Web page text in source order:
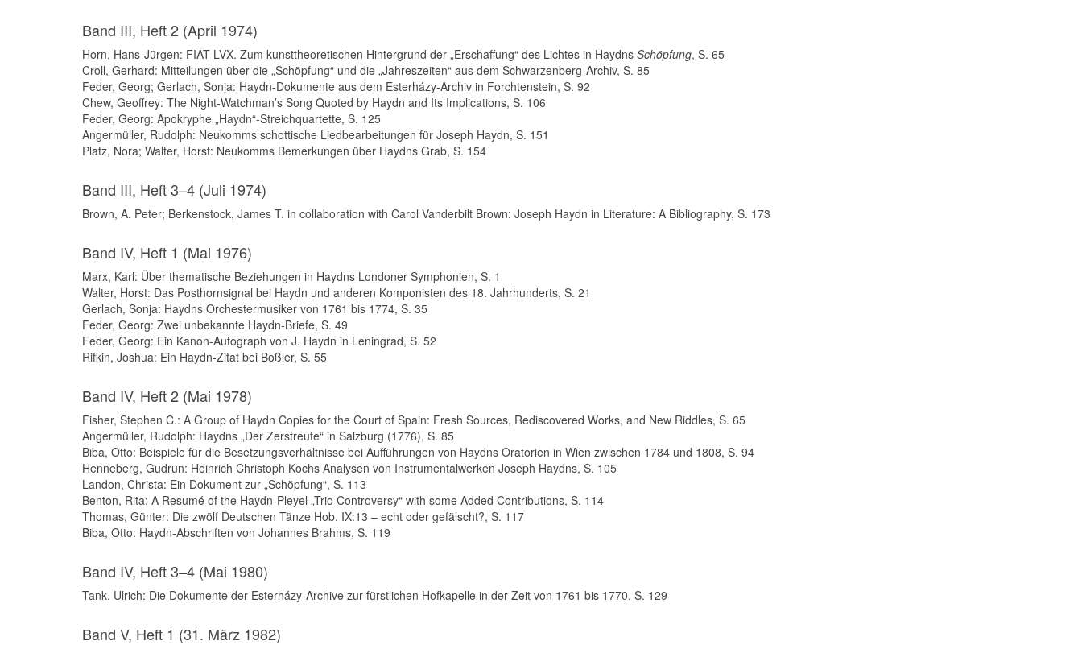
Band III, Heft 2 (April 1974)
Horn, Hans-Jürgen: FIAT LVX. Zum kunsttheoretischen Hintergrund der „Erschaf­fung“ des Lichtes in Haydns Schöpfung, S. 65
Croll, Gerhard: Mitteilungen über die „Schöpfung“ und die „Jahreszeiten“ aus dem Schwarzenberg-Archiv, S. 85
Feder, Georg; Gerlach, Sonja: Haydn-Dokumente aus dem Esterházy-Archiv in Forchtenstein, S. 92
Chew, Geoffrey: The Night-Watchman’s Song Quoted by Haydn and Its Implications, S. 106
Feder, Georg: Apokryphe „Haydn“-Streichquartette, S. 125
Angermüller, Rudolph: Neukomms schottische Liedbearbeitungen für Joseph Haydn, S. 151
Platz, Nora; Walter, Horst: Neukomms Bemerkungen über Haydns Grab, S. 154
Band III, Heft 3–4 (Juli 1974)
Brown, A. Peter; Berkenstock, James T. in collaboration with Carol Vanderbilt Brown: Joseph Haydn in Literature: A Bibliography, S. 173
Band IV, Heft 1 (Mai 1976)
Marx, Karl: Über thematische Beziehungen in Haydns Londoner Symphonien, S. 1
Walter, Horst: Das Posthornsignal bei Haydn und anderen Komponisten des 18. Jahrhunderts, S. 21
Gerlach, Sonja: Haydns Orchestermusiker von 1761 bis 1774, S. 35
Feder, Georg: Zwei unbekannte Haydn-Briefe, S. 49
Feder, Georg: Ein Kanon-Autograph von J. Haydn in Leningrad, S. 52
Rifkin, Joshua: Ein Haydn-Zitat bei Boßler, S. 55
Band IV, Heft 2 (Mai 1978)
Fisher, Stephen C.: A Group of Haydn Copies for the Court of Spain: Fresh Sources, Rediscovered Works, and New Riddles, S. 65
Angermüller, Rudolph: Haydns „Der Zerstreute“ in Salzburg (1776), S. 85
Biba, Otto: Beispiele für die Besetzungsverhältnisse bei Aufführungen von Haydns Oratorien in Wien zwischen 1784 und 1808, S. 94
Henneberg, Gudrun: Heinrich Christoph Kochs Analysen von Instrumentalwerken Joseph Haydns, S. 105
Landon, Christa: Ein Dokument zur „Schöpfung“, S. 113
Benton, Rita: A Resumé of the Haydn-Pleyel „Trio Controversy“ with some Added Contributions, S. 114
Thomas, Günter: Die zwölf Deutschen Tänze Hob. IX:13 – echt oder gefälscht?, S. 117
Biba, Otto: Haydn-Abschriften von Johannes Brahms, S. 119
Band IV, Heft 3–4 (Mai 1980)
Tank, Ulrich: Die Dokumente der Esterházy-Archive zur fürstlichen Hofkapelle in der Zeit von 1761 bis 1770, S. 129
Band V, Heft 1 (31. März 1982)